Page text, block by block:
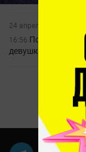
24 апреля, 2019
16:56 Появился
девушками